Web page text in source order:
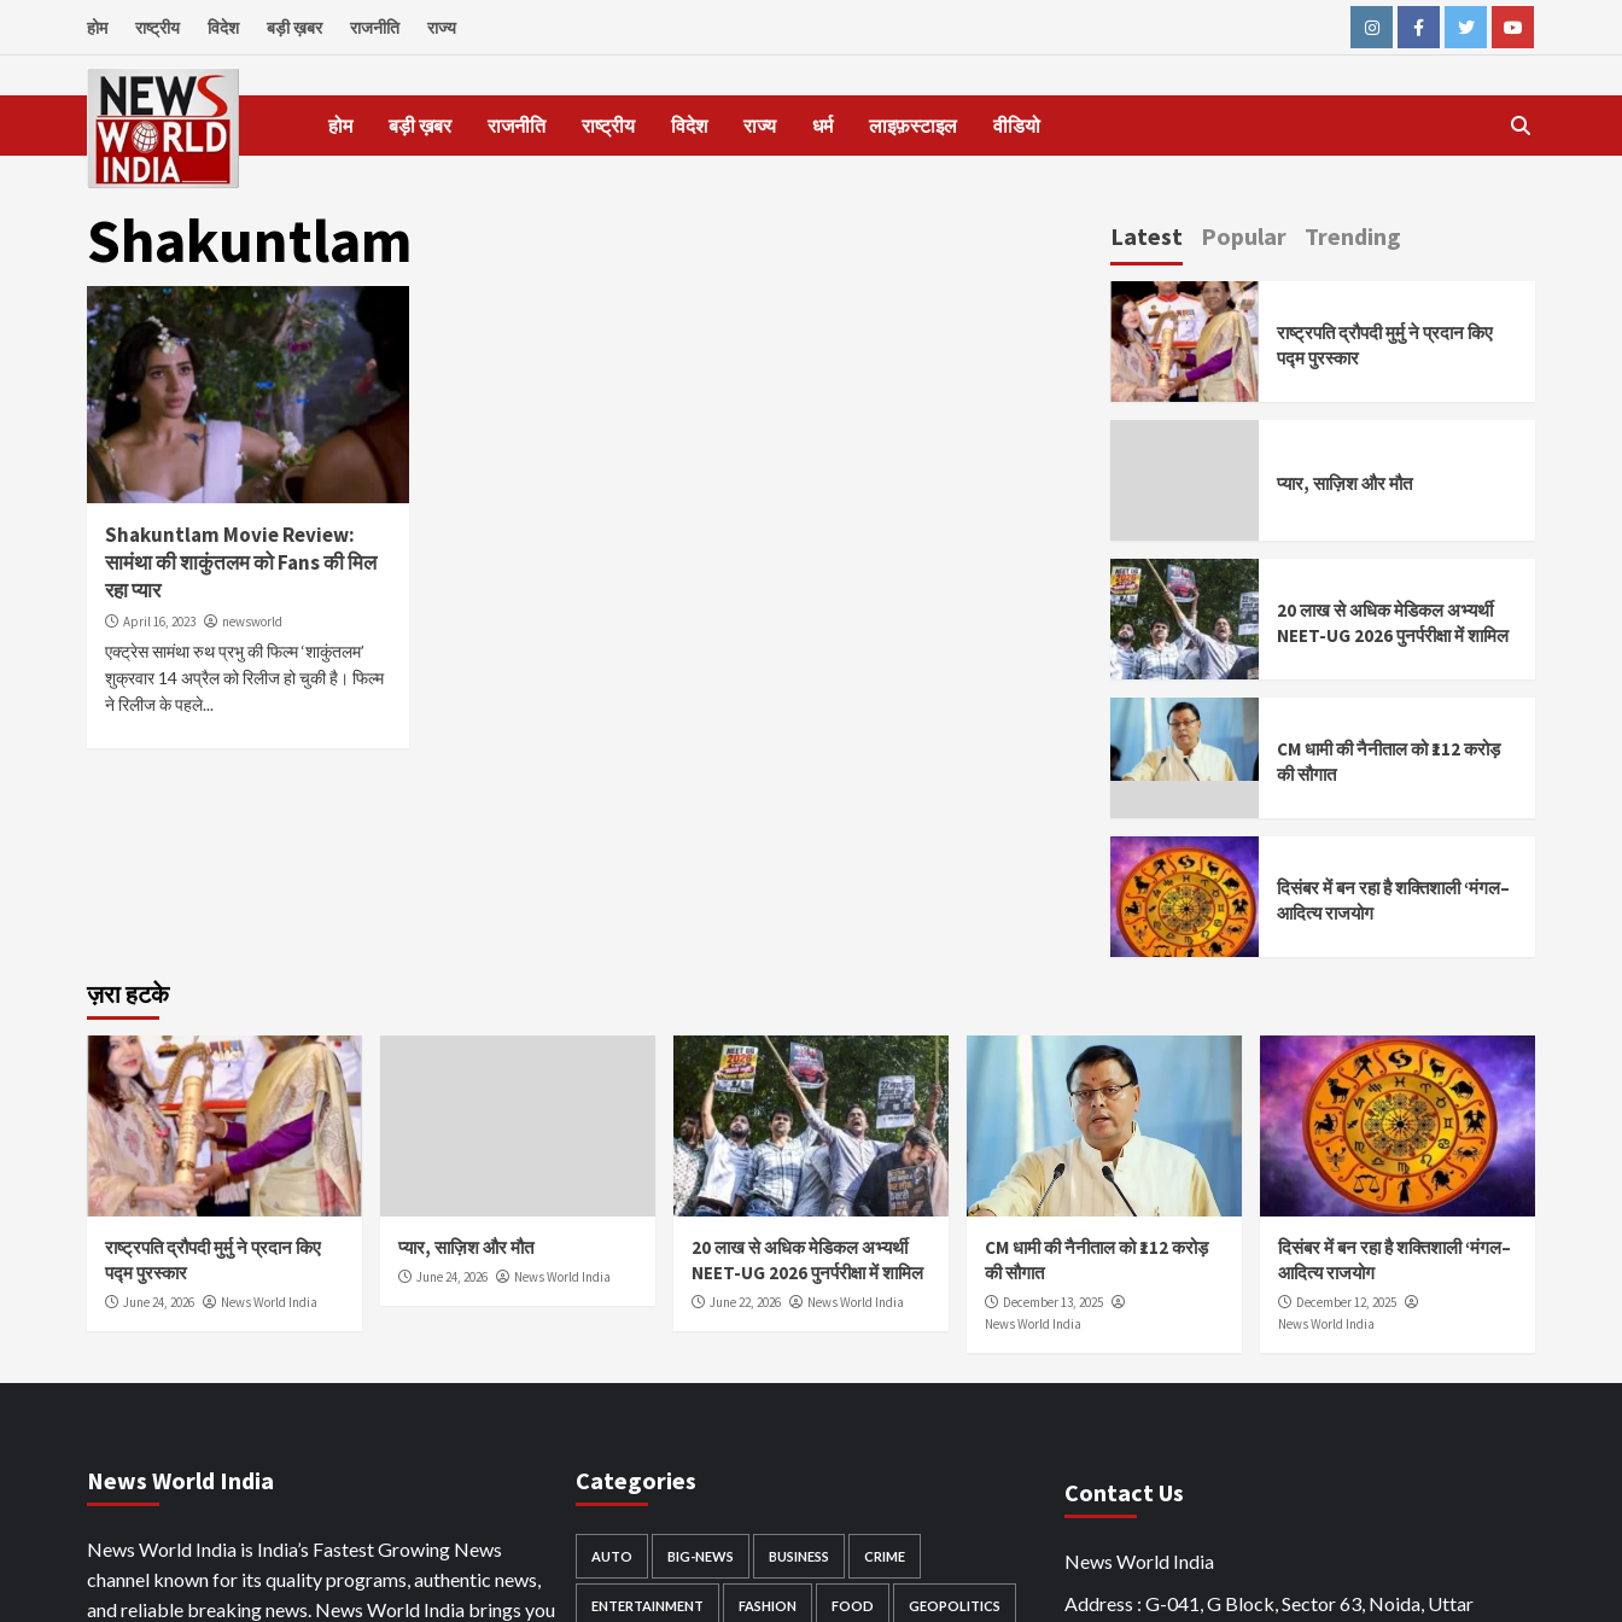
होम राष्ट्रीय विदेश बड़ी ख़बर राजनीति राज्य
InstagramFacebookTwitterYoutube
होम बड़ी ख़बर राजनीति राष्ट्रीय विदेश राज्य धर्म लाइफ़स्टाइल वीडियो
Shakuntlam
Shakuntlam Movie Review:
सामंथा की शाकुंतलम को Fans की मिल
रहा प्यार
April 16, 2023 newsworld
एक्ट्रेस सामंथा रुथ प्रभु की फिल्म ‘शाकुंतलम’
शुक्रवार 14 अप्रैल को रिलीज हो चुकी है। फिल्म
ने रिलीज के पहले...
Latest Popular Trending
राष्ट्रपति द्रौपदी मुर्मु ने प्रदान किए
पद्म पुरस्कार
प्यार, साज़िश और मौत
20 लाख से अधिक मेडिकल अभ्यर्थी
NEET-UG 2026 पुनर्परीक्षा में शामिल
CM धामी की नैनीताल को ₹112 करोड़
की सौगात
दिसंबर में बन रहा है शक्तिशाली ‘मंगल–
आदित्य राजयोग
ज़रा हटके
राष्ट्रपति द्रौपदी मुर्मु ने प्रदान किए
पद्म पुरस्कार
June 24, 2026 News World India
प्यार, साज़िश और मौत
June 24, 2026 News World India
20 लाख से अधिक मेडिकल अभ्यर्थी
NEET-UG 2026 पुनर्परीक्षा में शामिल
June 22, 2026 News World India
CM धामी की नैनीताल को ₹112 करोड़
की सौगात
December 13, 2025
News World India
दिसंबर में बन रहा है शक्तिशाली ‘मंगल–
आदित्य राजयोग
December 12, 2025
News World India
News World India
News World India is India’s Fastest Growing News
channel known for its quality programs, authentic news,
and reliable breaking news. News World India brings you
Categories
AUTO BIG-NEWS BUSINESS CRIME
ENTERTAINMENT FASHION FOOD GEOPOLITICS
Contact Us
News World India
Address : G-041, G Block, Sector 63, Noida, Uttar